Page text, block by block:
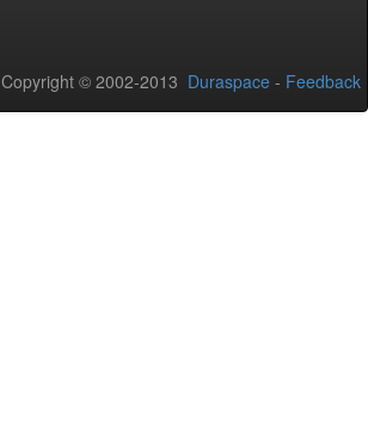
Copyright © 2002-2013 Duraspace - Feedback